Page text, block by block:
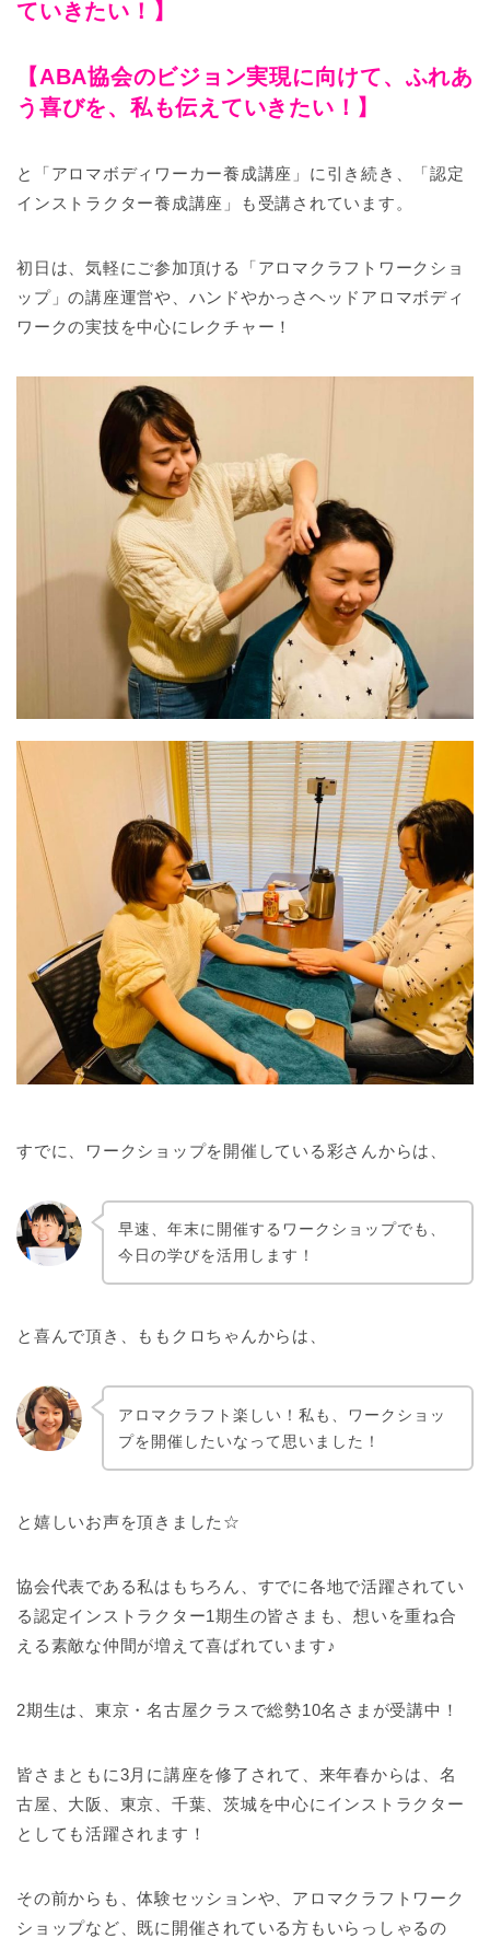
ていきたい！】
【ABA協会のビジョン実現に向けて、ふれあ
う喜びを、私も伝えていきたい！】
と「アロマボディワーカー養成講座」に引き続き、「認定
インストラクター養成講座」も受講されています。
初日は、気軽にご参加頂ける「アロマクラフトワークショ
ップ」の講座運営や、ハンドやかっさヘッドアロマボディ
ワークの実技を中心にレクチャ ー！
すでに、ワークショップを開催している彩さんからは、
早速、年末に開催するワークショップでも、
今日の学びを活用します！
と喜んで頂き、ももクロちゃんからは、
アロマクラフト楽しい！私も、ワークショッ
プを開催したいなって思いました！
と嬉しいお声を頂きました☆
協会代表である私はもちろん、すでに各地で活躍されてい
る認定インストラクター1期生の皆さま も、想いを重ね合
える素敵な仲間が増えて喜ばれています♪
2期生は、東京・名古屋クラスで総勢10名さまが受講中！
皆さまともに3月に講座を修了されて、来年春からは、名
古屋、大阪、東京、千葉、茨城を中心にインストラクター
としても活躍されます！
その前からも、体験セッションや、アロマクラフトワーク
ショップなど、既に開催されている方もいらっしゃるの